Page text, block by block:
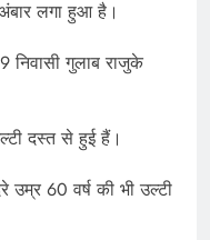
लगा हुआ है।
निवासी गुलाब राजुके
दस्त से हुई हैं।
उम्र 60 वर्ष की भी उल्टी